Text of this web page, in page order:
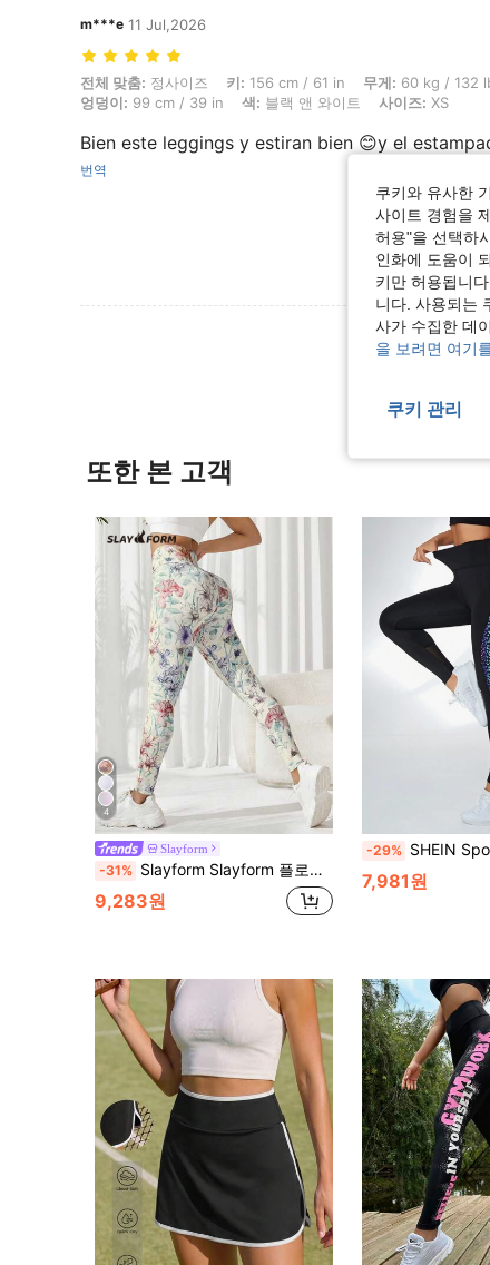
m***e 11 Jul,2026
전체 맞춤: 정사이즈, 키: 156 cm / 61 in, 무게: 60 kg / 132 lbs, 흉상:
전체 맞춤: 정사이즈 키: 156 cm / 61 in 무게: 60 kg / 132
엉덩이: 99 cm / 39 in 색: 블랙 앤 와이트 사이즈: XS
Bien este leggings y estiran bien 😊y el
번역
리뷰 더
또한 본 고객
4
Slayform
-31% Slayform Slayform 플로럴 프린트 스포츠 레깅스 요가 여성 바지
9,283원
-29% SHEIN Sports 지오 프린트 와이드
7,981원
쿠키와 유사한
사이트 경험을
허용"을 선택하
인화에 도움이
키만 허용됩니
니다. 사용되는
사가 수집한 데
을 보려면 여기
쿠키 관리